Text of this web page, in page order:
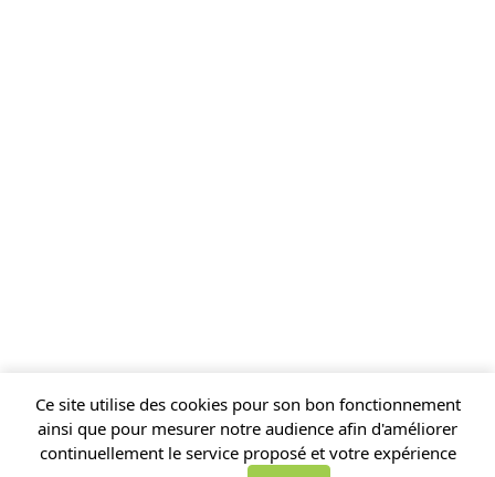
Mentions légales Gestion des cookies
Ce site utilise des cookies pour son bon fonctionnement
ainsi que pour mesurer notre audience afin d'améliorer
continuellement le service proposé et votre expérience